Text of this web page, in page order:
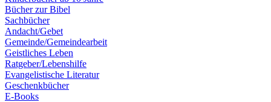
Bücher zur Bibel
Sachbücher
Andacht/Gebet
Gemeinde/Gemeindearbeit
Geistliches Leben
Ratgeber/Lebenshilfe
Evangelistische Literatur
Geschenkbücher
E-Books